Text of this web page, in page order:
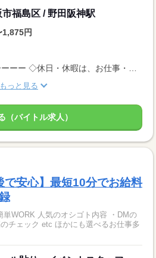
福島区 / 野田阪神駅
円
ーーーーーーーーーーーーー ◇休日・休暇は、お仕事・勤務場所により異なります！ ◇あなたの働きたいときに勤務が可能♪ 主婦(夫)さんやフリーターさんなど、 休み希望などもお気軽にお伝えくださいね。
もっと見る
（バイトル求人）
で安心】最短10分でお給料
WORK 人気のオシゴト内容 ・DMの
チェック etc ほかにも選べるお仕事多